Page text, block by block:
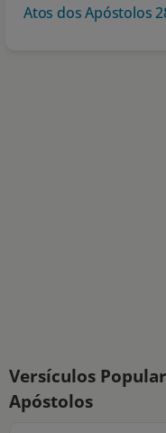
Atos dos Apóstolos
Versículos
Apóstolos